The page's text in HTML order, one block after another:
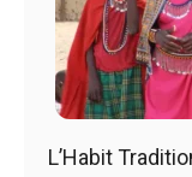
L’Habit